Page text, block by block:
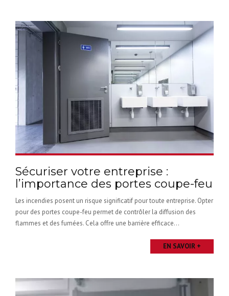
Sécuriser votre entreprise :
l’importance des portes coupe-feu
Les incendies posent un risque significatif pour toute entreprise. Opter
pour des portes coupe-feu permet de contrôler la diffusion des
flammes et des fumées. Cela offre une barrière efficace...
EN SAVOIR +